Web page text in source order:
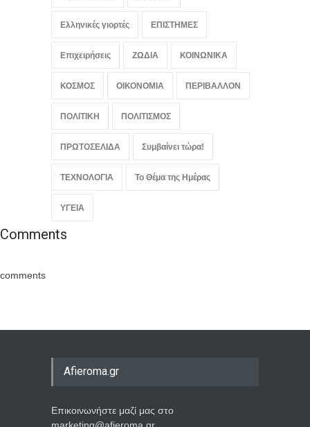
Ελληνικές γιορτές ΕΠΙΣΤΗΜΕΣ
Επιχειρήσεις ΖΩΔΙΑ ΚΟΙΝΩΝΙΚΑ
ΚΟΣΜΟΣ ΟΙΚΟΝΟΜΙΑ ΠΕΡΙΒΑΛΛΟΝ
ΠΟΛΙΤΙΚΗ ΠΟΛΙΤΙΣΜΟΣ
ΠΡΩΤΟΣΕΛΙΔΑ Συμβαίνει τώρα!
ΤΕΧΝΟΛΟΓΙΑ Το Θέμα της Ημέρας
ΥΓΕΙΑ
Comments
comments
Afieroma.gr
Επικοινωνήστε μαζί μας στο
marketing@afieroma.gr